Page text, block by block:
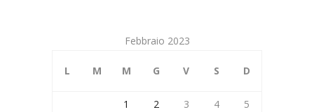
Febbraio 2023
L M M G V S D
1 2 3 4
5